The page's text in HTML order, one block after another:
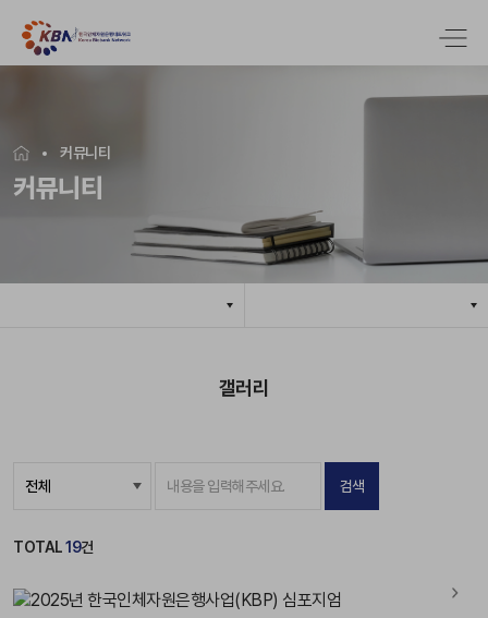
커뮤니티
커뮤니티
갤러리
검색
TOTAL19건